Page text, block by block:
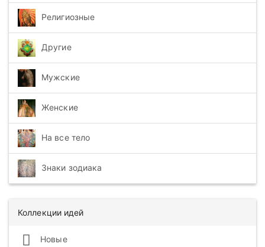
Религиозные
Другие
Мужские
Женские
На все тело
Знаки зодиака
Коллекции идей
Новые